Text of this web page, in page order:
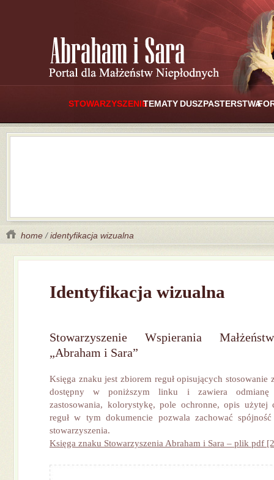
STOWARZYSZENIETEMATY DUSZPASTERSTWA
home /identyfikacja wizualna
Identyfikacja wizualna
Stowarzyszenie Wspierania
„Abraham i Sara”
Księga znaku jest zbiorem reguł opisujących stosowanie
dostępny w poniższym linku i zawiera odmianę
zastosowania, kolorystykę, pole ochronne, opis użytej
reguł w tym dokumencie pozwala zachować spójność
stowarzyszenia.
Księga znaku Stowarzyszenia Abraham i Sara – plik pdf